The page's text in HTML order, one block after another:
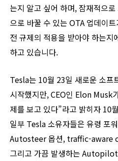
는지 알고 싶어 하며, 잠재적으
으로 바꿀 수 있는 OTA 업데이
전 규제의 적용을 받아야 하는지
하고 있습니다.
Tesla는 10월 23일 새로운 소프
시작했지만, CEO인 Elon Musk
제를 보고 있다”라고 밝히자 10
일부 Tesla 소유자들은 유령 포
Autosteer 옵션, traffic-aware
그리고 가끔 발생하는